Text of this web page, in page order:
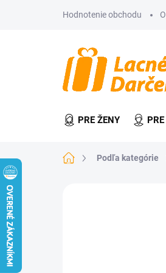
Hodnotenie obchodu
PRE ŽENY
DomovPodľa kategórie